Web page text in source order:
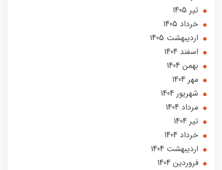
تير 1405
خرداد 1405
ارديبهشت 1405
اسفند 1404
بهمن 1404
مهر 1404
شهریور 1404
مرداد 1404
تير 1404
خرداد 1404
ارديبهشت 1404
فروردین 1404